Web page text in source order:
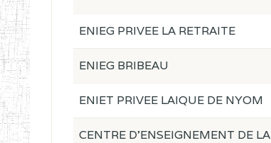
ENIEG PRIVEE LA RETRAITE
ENIEG BRIBEAU
ENIET PRIVEE LAIQUE DE NYOM
CENTRE D'ENSEIGNEMENT DE LA